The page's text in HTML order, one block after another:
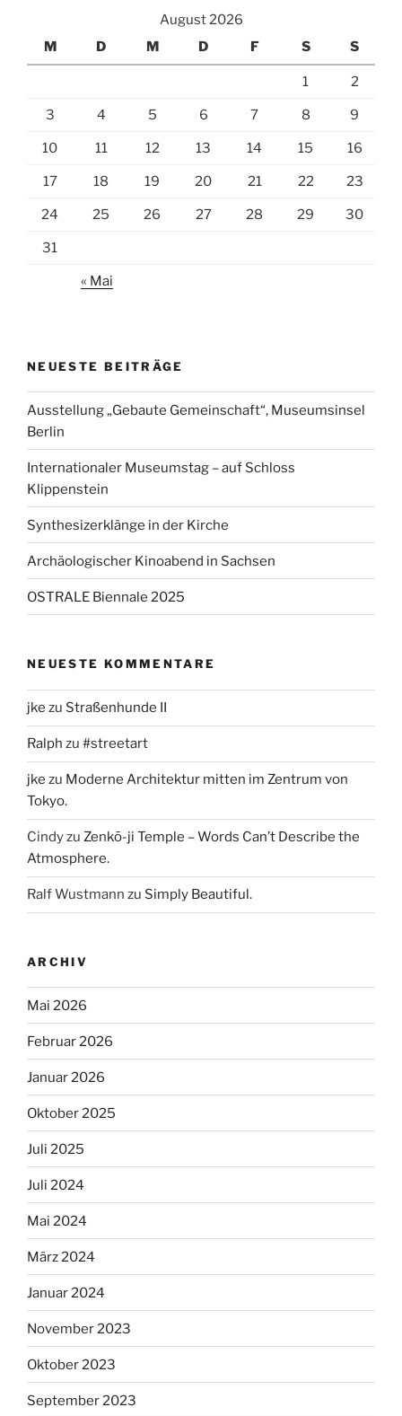
August 2026
M
D M D F S S
1 2
3 4 5 6 7 8 9
10 11 12 13 14 15 16
17 18 19 20 21 22 23
24 25 26 27 28 29 30
31
« Mai
NEUESTE BEITRÄGE
Ausstellung „Gebaute Gemeinschaft“, Museumsinsel
Berlin
Internationaler Museumstag – auf Schloss
Klippenstein
Synthesizerklänge in der Kirche
Archäologischer Kinoabend in Sachsen
OSTRALE Biennale 2025
NEUESTE KOMMENTARE
jke zu Straßenhunde II
Ralph zu #streetart
jke zu Moderne Architektur mitten im Zentrum von
Tokyo.
Cindyzu Zenkō-ji Temple – Words Can’t Describe the
Atmosphere.
Ralf Wustmann zu Simply Beautiful.
ARCHIV
Mai 2026
Februar 2026
Januar 2026
Oktober 2025
Juli 2025
Juli 2024
Mai 2024
März 2024
Januar 2024
November 2023
Oktober 2023
September 2023